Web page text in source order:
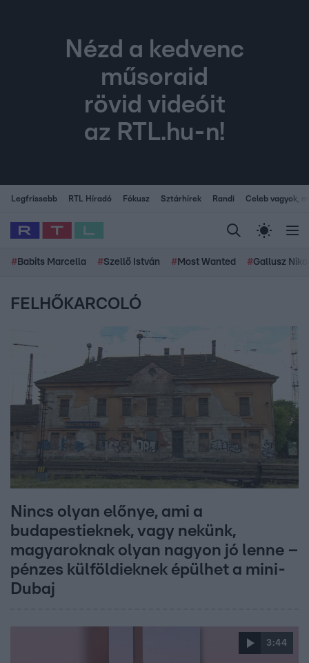
Nézd a kedvenc
műsoraid
rövid videóit
az RTL.hu-n!
Legfrissebb RTL Híradó Fókusz Sztárhírek Randi Celeb vagyok,
# Babits Marcella #Szellő István # Most Wanted #Gallusz
FELHŐKARCOLÓ
Nincs olyan előnye, ami a
budapestieknek, vagy nekünk,
magyaroknak olyan nagyon jó lenne –
pénzes külföldieknek épülhet a mini-
Dubaj
3:44